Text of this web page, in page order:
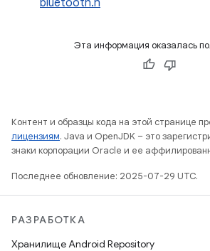
bluetooth.h
Эта информация оказалась
Контент и образцы кода на этой странице
лицензиям. Java и OpenJDK – это
знаки корпорации Oracle и ее
Последнее обновление: 2025-07-29 UTC.
РАЗРАБОТКА
Хранилище Android Repository